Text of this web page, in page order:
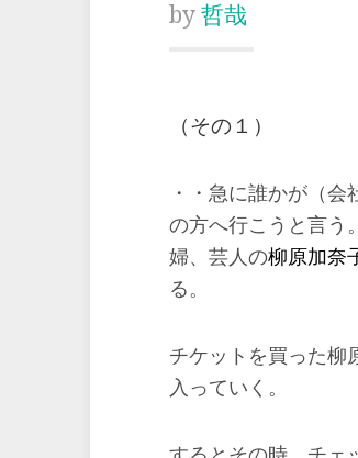
by 哲哉
（その１）
・・急に誰かが（
の方へ行こうと言う
婦、芸人の柳原加奈
る。
チケットを買った柳
入っていく。